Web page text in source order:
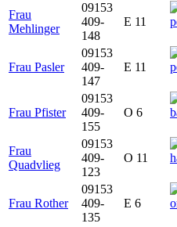
Frau
Mehlinger
09153
409-
148
E 11
Frau Pasler
09153
409-
147
E 11
Frau Pfister
09153
409-
155
O 6
Frau
Quadvlieg
09153
409-
123
O 11
Frau Rother
09153
409-
135
E 6